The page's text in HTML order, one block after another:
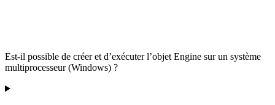
Est-il possible de créer et d’exécuter l’objet Engine sur un système
multiprocesseur (Windows) ?